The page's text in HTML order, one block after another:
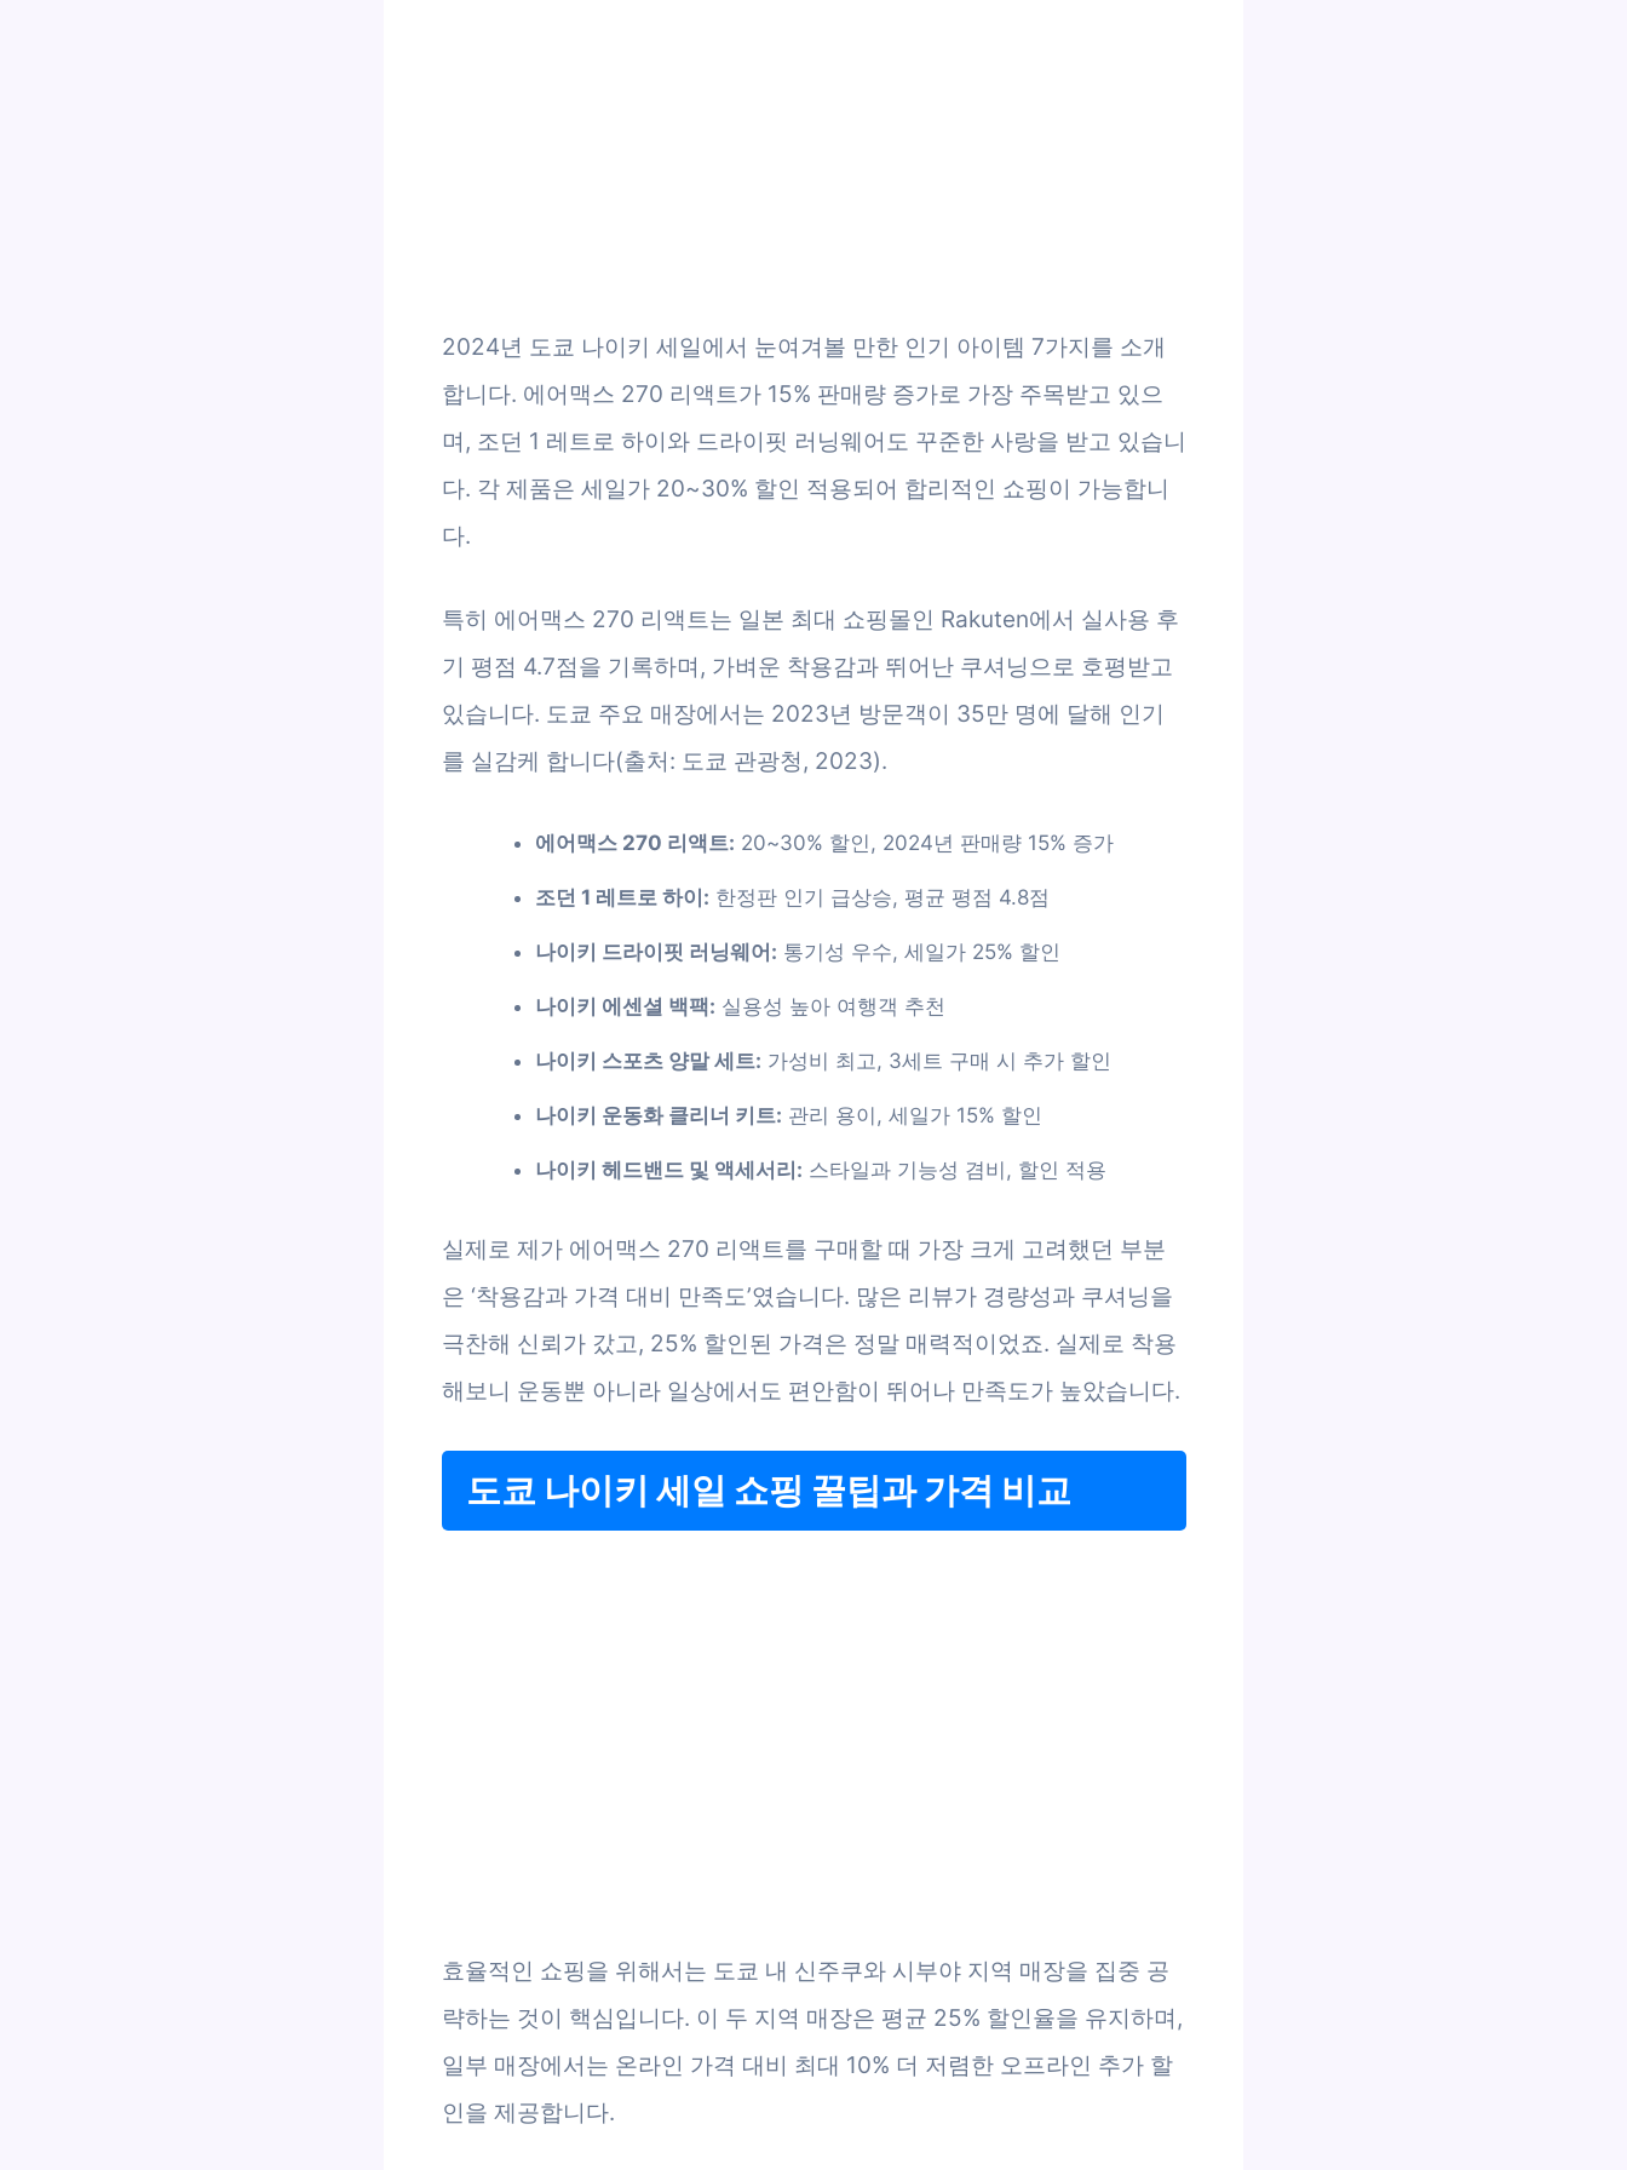
2024년 도쿄 나이키 세일에서 눈여겨볼 만한 인기 아이템 7가지를 소개
합니다. 에어맥스 270 리액트가 15% 판매량 증가로 가장 주목받고 있으
며, 조던 1 레트로 하이와 드라이핏 러닝웨어도 꾸준한 사랑을 받고 있습니
다. 각 제품은 세일가 20~30% 할인 적용되어 합리적인 쇼핑이 가능합니
다.
특히 에어맥스 270 리액트는 일본 최대 쇼핑몰인 Rakuten에서 실사용 후
기 평점 4.7점을 기록하며, 가벼운 착용감과 뛰어난 쿠셔닝으로 호평받고
있습니다. 도쿄 주요 매장에서는 2023년 방문객이 35만 명에 달해 인기
를 실감케 합니다(출처: 도쿄 관광청, 2023).
에어맥스 270 리액트: 20~30% 할인, 2024년 판매량 15% 증가
조던 1 레트로 하이: 한정판 인기 급상승, 평균 평점 4.8점
나이키 드라이핏 러닝웨어: 통기성 우수, 세일가 25% 할인
나이키 에센셜 백팩: 실용성 높아 여행객 추천
나이키 스포츠 양말 세트: 가성비 최고, 3세트 구매 시 추가 할인
나이키 운동화 클리너 키트: 관리 용이, 세일가 15% 할인
나이키 헤드밴드 및 액세서리: 스타일과 기능성 겸비, 할인 적용
실제로 제가 에어맥스 270 리액트를 구매할 때 가장 크게 고려했던 부분
은 ‘착용감과 가격 대비 만족도’였습니다. 많은 리뷰가 경량성과 쿠셔닝을
극찬해 신뢰가 갔고, 25% 할인된 가격은 정말 매력적이었죠. 실제로 착용
해보니 운동뿐 아니라 일상에서도 편안함이 뛰어나 만족도가 높았습니다.
도쿄 나이키 세일 쇼핑 꿀팁과 가격 비교
효율적인 쇼핑을 위해서는 도쿄 내 신주쿠와 시부야 지역 매장을 집중 공
략하는 것이 핵심입니다. 이 두 지역 매장은 평균 25% 할인율을 유지하며,
일부 매장에서는 온라인 가격 대비 최대 10% 더 저렴한 오프라인 추가 할
인을 제공합니다.